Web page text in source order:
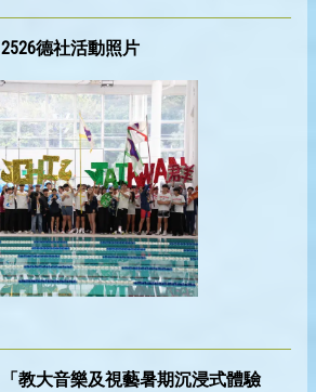
2526德社活動照片
「教大音樂及視藝暑期沉浸式體驗